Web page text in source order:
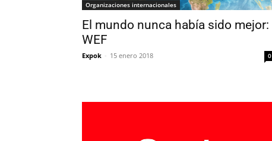
Organizaciones internacionales
El mundo nunca había sido mejor:
WEF
Expok - 15 enero 2018 0